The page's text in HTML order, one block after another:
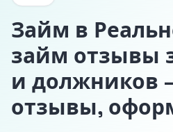
Займ в
займ отзывы
и должников
отзывы,